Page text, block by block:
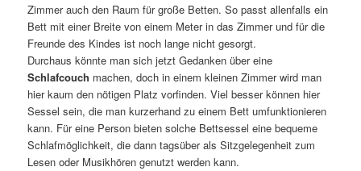
Zimmer auch den Raum für große Betten. So passt allenfalls ein
Bett mit einer Breite von einem Meter in das Zimmer und für die
Freunde des Kindes ist noch lange nicht gesorgt.
Durchaus könnte man sich jetzt Gedanken über eine
Schlafcouch machen, doch in einem kleinen Zimmer wird man
hier kaum den nötigen Platz vorfinden. Viel besser können hier
Sessel sein, die man kurzerhand zu einem Bett umfunktionieren
kann. Für eine Person bieten solche Bettsessel eine bequeme
Schlafmöglichkeit, die dann tagsüber als Sitzgelegenheit zum
Lesen oder Musikhören genutzt werden kann.